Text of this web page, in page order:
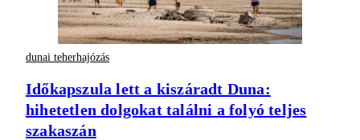
dunai teherhajózás
Időkapszula lett a kiszáradt Duna:
hihetetlen dolgokat találni a folyó teljes
szakaszán